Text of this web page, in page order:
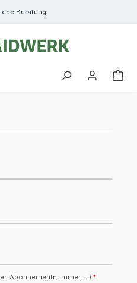
Beratung
Abonnementnummer, ...) *